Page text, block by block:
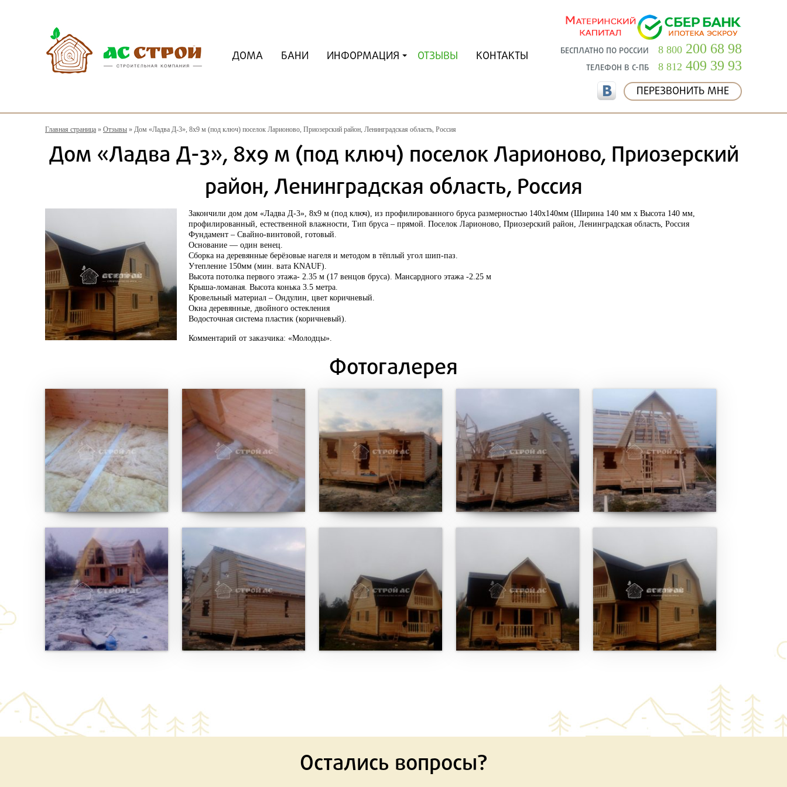
БЕСПЛАТНО ПО РОССИИ 8 800 200 68 98
ТЕЛЕФОН В С-ПБ 8 812 409 39 93
ПЕРЕЗВОНИТЬ МНЕ
ДОМА БАНИ ИНФОРМАЦИЯ ОТЗЫВЫ КОНТАКТЫ
Главная страница » Отзывы » Дом «Ладва Д-3», 8х9 м (под ключ) поселок Ларионово, Приозерский район, Ленинградская область, Россия
Дом «Ладва Д-3», 8х9 м (под ключ) поселок Ларионово, Приозерский
район, Ленинградская область, Россия
Закончили дом дом «Ладва Д-3», 8х9 м (под ключ), из профилированного бруса размерностью 140х140мм (Ширина 140 мм х Высота 140 мм,
профилированный, естественной влажности, Тип бруса – прямой. Поселок Ларионово, Приозерский район, Ленинградская область, Россия
Фундамент – Свайно-винтовой, готовый.
Основание — один венец.
Сборка на деревянные берёзовые нагеля и методом в тёплый угол шип-паз.
Утепление 150мм (мин. вата KNAUF).
Высота потолка первого этажа- 2.35 м (17 венцов бруса). Мансардного этажа -2.25 м
Крыша-ломаная. Высота конька 3.5 метра.
Кровельный материал – Ондулин, цвет коричневый.
Окна деревянные, двойного остекления
Водосточная система пластик (коричневый).
Комментарий от заказчика: «Молодцы».
Фотогалерея
Остались вопросы?